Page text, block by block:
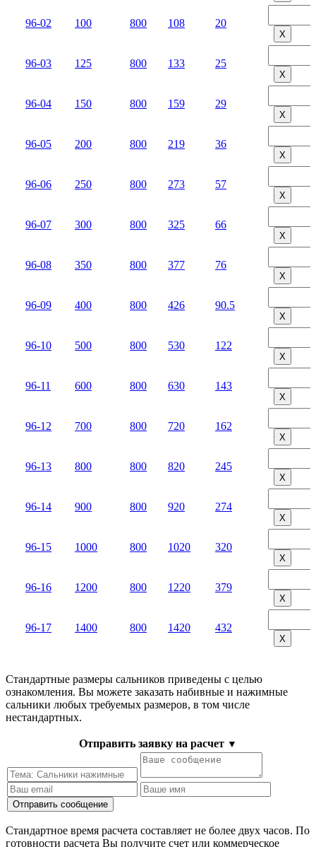
96-02 100 800 108 20
Х
96-03 125 800 133 25
Х
96-04 150 800 159 29
Х
96-05 200 800 219 36
Х
96-06 250 800 273 57
Х
96-07 300 800 325 66
Х
96-08 350 800 377 76
Х
96-09 400 800 426 90.5
Х
96-10 500 800 530 122
Х
96-11 600 800 630 143
Х
96-12 700 800 720 162
Х
96-13 800 800 820 245
Х
96-14 900 800 920 274
Х
96-15 1000 800 1020 320
Х
96-16 1200 800 1220 379
Х
96-17 1400 800 1420 432
Х
Стандартные размеры сальников приведены с целью
ознакомления. Вы можете заказать набивные и нажимные
сальники любых требуемых размеров, в том числе
нестандартных.
Отправить заявку на расчет ▼
Стандартное время расчета составляет не более двух часов. По
готовности расчета Вы получите счет или коммерческое